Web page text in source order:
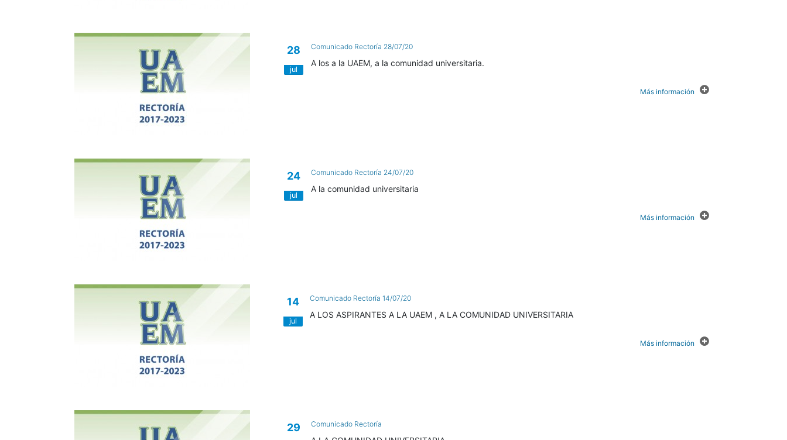
28
jul
Comunicado Rectoría 28/07/20
A los a la UAEM, a la comunidad universitaria.
24
jul
Comunicado Rectoría 24/07/20
A la comunidad universitaria
14
jul
Comunicado Rectoría 14/07/20
A LOS ASPIRANTES A LA UAEM , A LA COMUNIDAD UNIVERSITARIA
29 Comunicado Rectoría